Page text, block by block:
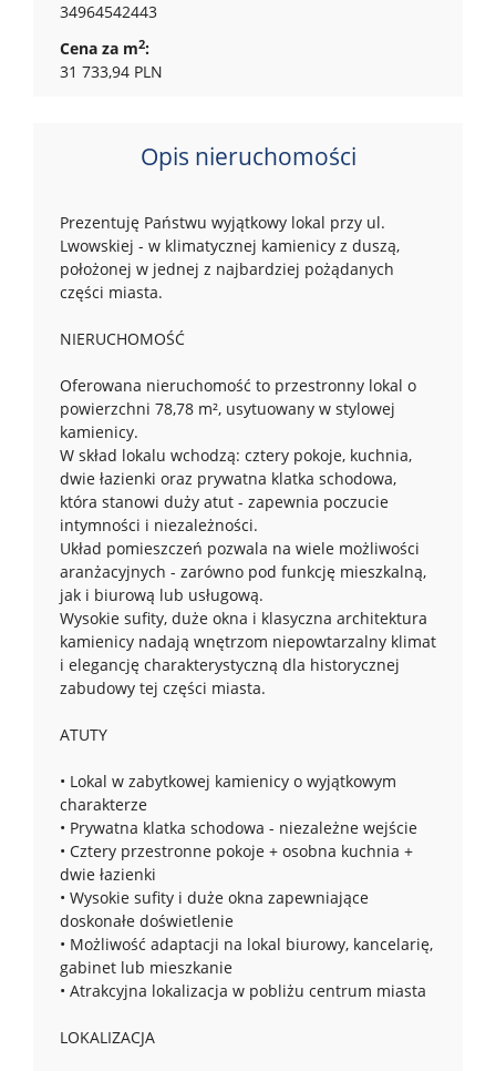
34964542443
Cena za m2:
31 733,94 PLN
Opis nieruchomości
Prezentuję Państwu wyjątkowy lokal przy ul.
Lwowskiej - w klimatycznej kamienicy z duszą,
położonej w jednej z najbardziej pożądanych
części miasta.
NIERUCHOMOŚĆ
Oferowana nieruchomość to przestronny lokal o
powierzchni 78,78 m², usytuowany w stylowej
kamienicy.
W skład lokalu wchodzą: cztery pokoje, kuchnia,
dwie łazienki oraz prywatna klatka schodowa,
która stanowi duży atut - zapewnia poczucie
intymności i niezależności.
Układ pomieszczeń pozwala na wiele możliwości
aranżacyjnych - zarówno pod funkcję mieszkalną,
jak i biurową lub usługową.
Wysokie sufity, duże okna i klasyczna architektura
kamienicy nadają wnętrzom niepowtarzalny klimat
i elegancję charakterystyczną dla historycznej
zabudowy tej części miasta.
ATUTY
• Lokal w zabytkowej kamienicy o wyjątkowym
charakterze
• Prywatna klatka schodowa - niezależne wejście
• Cztery przestronne pokoje + osobna kuchnia +
dwie łazienki
• Wysokie sufity i duże okna zapewniające
doskonałe doświetlenie
• Możliwość adaptacji na lokal biurowy, kancelarię,
gabinet lub mieszkanie
• Atrakcyjna lokalizacja w pobliżu centrum miasta
LOKALIZACJA